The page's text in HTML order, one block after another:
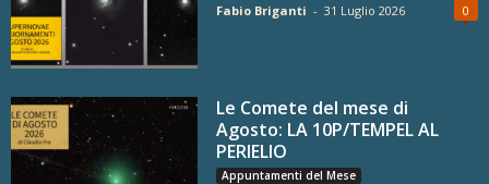
Fabio Briganti - 31 Luglio 2026 0
Le Comete del mese di
Agosto: LA 10P/TEMPEL AL
PERIELIO
Appuntamenti del Mese